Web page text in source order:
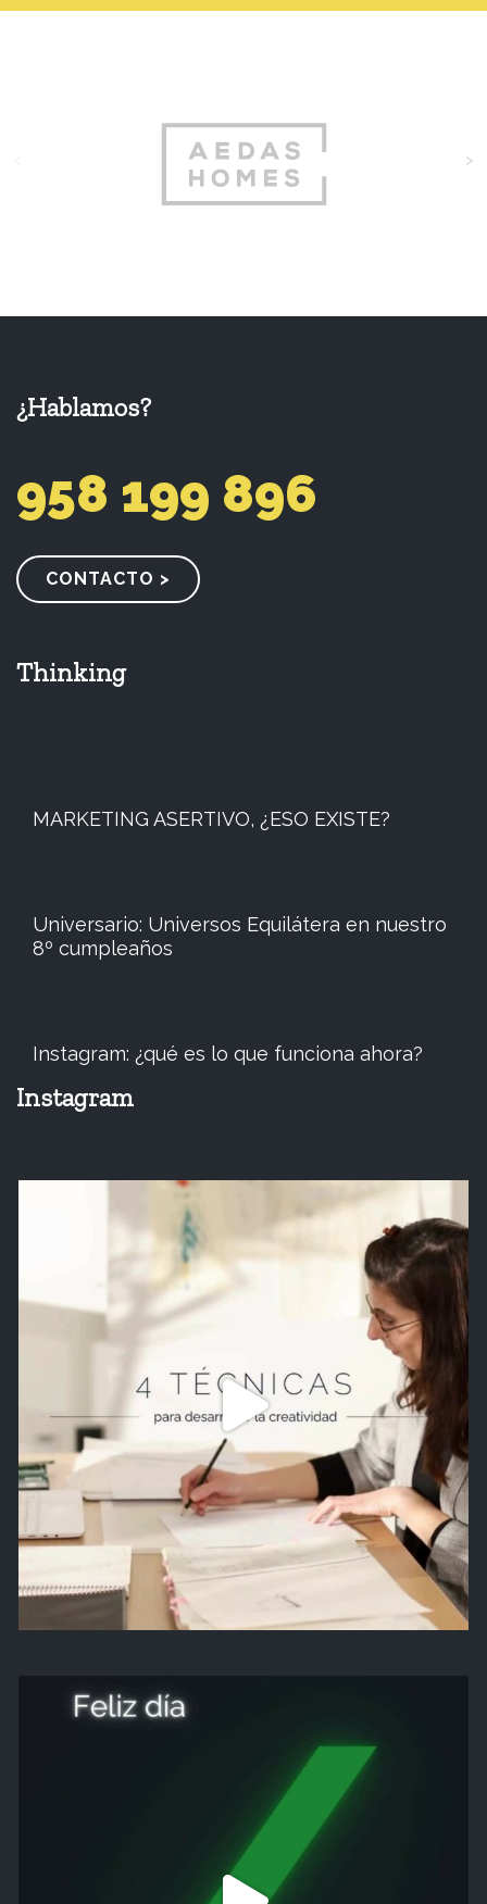
>
¿Hablamos?
958 199 896
CONTACTO >
Thinking
MARKETING ASERTIVO, ¿ESO EXISTE?
Universario: Universos Equilátera en nuestro
8º cumpleaños
Instagram: ¿qué es lo que funciona ahora?
Instagram